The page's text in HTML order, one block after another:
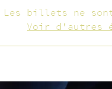
Les billets ne
Voir d'autres